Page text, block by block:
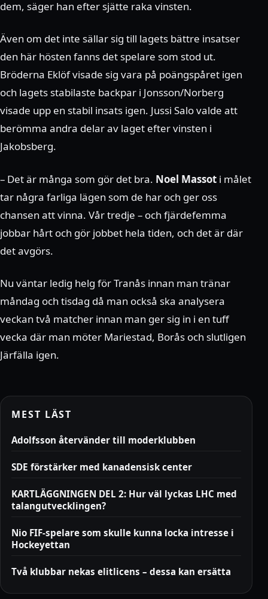
dem, säger han efter sjätte raka vinsten.
Även om det inte sällar sig till lagets bättre insatser
den här hösten fanns det spelare som stod ut.
Bröderna Eklöf visade sig vara på poängspåret igen
och lagets stabilaste backpar i Jonsson/Norberg
visade upp en stabil insats igen. Jussi Salo valde att
berömma andra delar av laget efter vinsten i
Jakobsberg.
– Det är många som gör det bra. Noel Massot i målet
tar några farliga lägen som de har och ger oss
chansen att vinna. Vår tredje – och fjärdefemma
jobbar hårt och gör jobbet hela tiden, och det är där
det avgörs.
Nu väntar ledig helg för Tranås innan man tränar
måndag och tisdag då man också ska analysera
veckan två matcher innan man ger sig in i en tuff
vecka där man möter Mariestad, Borås och slutligen
Järfälla igen.
MEST LÄST
Adolfsson återvänder till moderklubben
SDE förstärker med kanadensisk center
KARTLÄGGNINGEN DEL 2: Hur väl lyckas LHC med
talangutvecklingen?
Nio FIF-spelare som skulle kunna locka intresse i
Hockeyettan
Två klubbar nekas elitlicens – dessa kan ersätta